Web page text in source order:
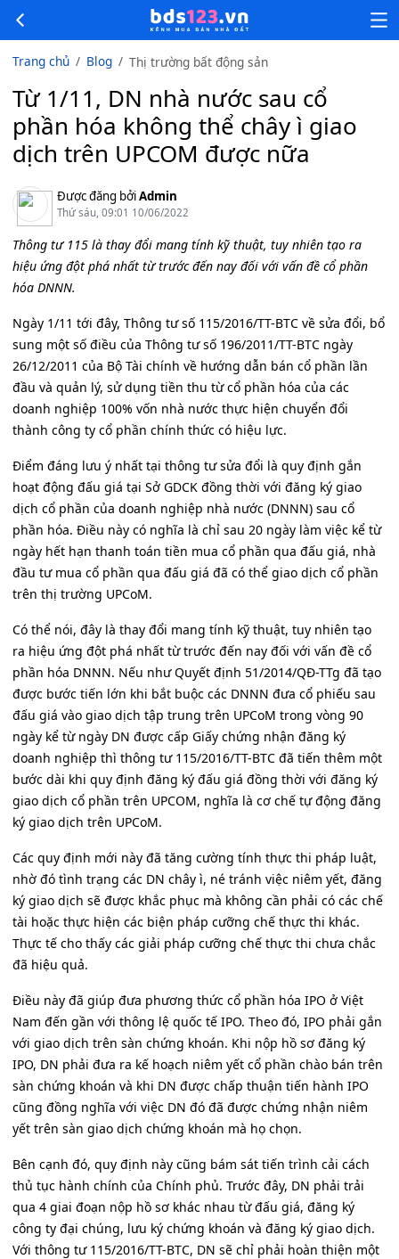
Trang chủ Blog Thị trường bất động sản
Từ 1/11, DN nhà nước sau cổ
phần hóa không thể chây ì giao
dịch trên UPCOM được nữa
Được đăng bởiAdmin
Thứ sáu, 09:01 10/06/2022
Thông tư 115 là thay đổi mang tính kỹ thuật, tuy nhiên tạo ra
hiệu ứng đột phá nhất từ trước đến nay đối với vấn đề cổ phần
hóa DNNN.
Ngày 1/11 tới đây, Thông tư số 115/2016/TT-BTC về sửa đổi, bổ
sung một số điều của Thông tư số 196/2011/TT-BTC ngày
26/12/2011 của Bộ Tài chính về hướng dẫn bán cổ phần lần
đầu và quản lý, sử dụng tiền thu từ cổ phần hóa của các
doanh nghiệp 100% vốn nhà nước thực hiện chuyển đổi
thành công ty cổ phần chính thức có hiệu lực.
Điểm đáng lưu ý nhất tại thông tư sửa đổi là quy định gắn
hoạt động đấu giá tại Sở GDCK đồng thời với đăng ký giao
dịch cổ phần của doanh nghiệp nhà nước (DNNN) sau cổ
phần hóa. Điều này có nghĩa là chỉ sau 20 ngày làm việc kể từ
ngày hết hạn thanh toán tiền mua cổ phần qua đấu giá, nhà
đầu tư mua cổ phần qua đấu giá đã có thể giao dịch cổ phần
trên thị trường UPCoM.
Có thể nói, đây là thay đổi mang tính kỹ thuật, tuy nhiên tạo
ra hiệu ứng đột phá nhất từ trước đến nay đối với vấn đề cổ
phần hóa DNNN. Nếu như Quyết định 51/2014/QĐ-TTg đã tạo
được bước tiến lớn khi bắt buộc các DNNN đưa cổ phiếu sau
đấu giá vào giao dịch tập trung trên UPCoM trong vòng 90
ngày kể từ ngày DN được cấp Giấy chứng nhận đăng ký
doanh nghiệp thì thông tư 115/2016/TT-BTC đã tiến thêm một
bước dài khi quy định đăng ký đấu giá đồng thời với đăng ký
giao dịch cổ phần trên UPCOM, nghĩa là cơ chế tự động đăng
ký giao dịch trên UPCoM.
Các quy định mới này đã tăng cường tính thực thi pháp luật,
nhờ đó tình trạng các DN chây ì, né tránh việc niêm yết, đăng
ký giao dịch sẽ được khắc phục mà không cần phải có các chế
tài hoặc thực hiện các biện pháp cưỡng chế thực thi khác.
Thực tế cho thấy các giải pháp cưỡng chế thực thi chưa chắc
đã hiệu quả.
Điều này đã giúp đưa phương thức cổ phần hóa IPO ở Việt
Nam đến gần với thông lệ quốc tế IPO. Theo đó, IPO phải gắn
với giao dịch trên sàn chứng khoán. Khi nộp hồ sơ đăng ký
IPO, DN phải đưa ra kế hoạch niêm yết cổ phần chào bán trên
sàn chứng khoán và khi DN được chấp thuận tiến hành IPO
cũng đồng nghĩa với việc DN đó đã được chứng nhận niêm
yết trên sàn giao dịch chứng khoán mà họ chọn.
Bên cạnh đó, quy định này cũng bám sát tiến trình cải cách
thủ tục hành chính của Chính phủ. Trước đây, DN phải trải
qua 4 giai đoạn nộp hồ sơ khác nhau từ đấu giá, đăng ký
công ty đại chúng, lưu ký chứng khoán và đăng ký giao dịch.
Với thông tư 115/2016/TT-BTC, DN sẽ chỉ phải hoàn thiện một